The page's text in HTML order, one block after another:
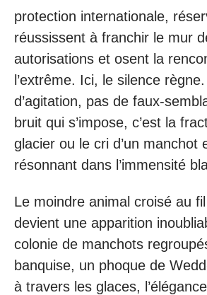
protection internationale,
réussissent à franchir le mur
autorisations et osent la
l’extrême. Ici, le silence
d’agitation, pas de faux-
bruit qui s’impose, c’est la
glacier ou le cri d’un manchot
résonnant dans l’immensité
Le moindre animal croisé au
devient une apparition
colonie de manchots
banquise, un phoque de
à travers les glaces,